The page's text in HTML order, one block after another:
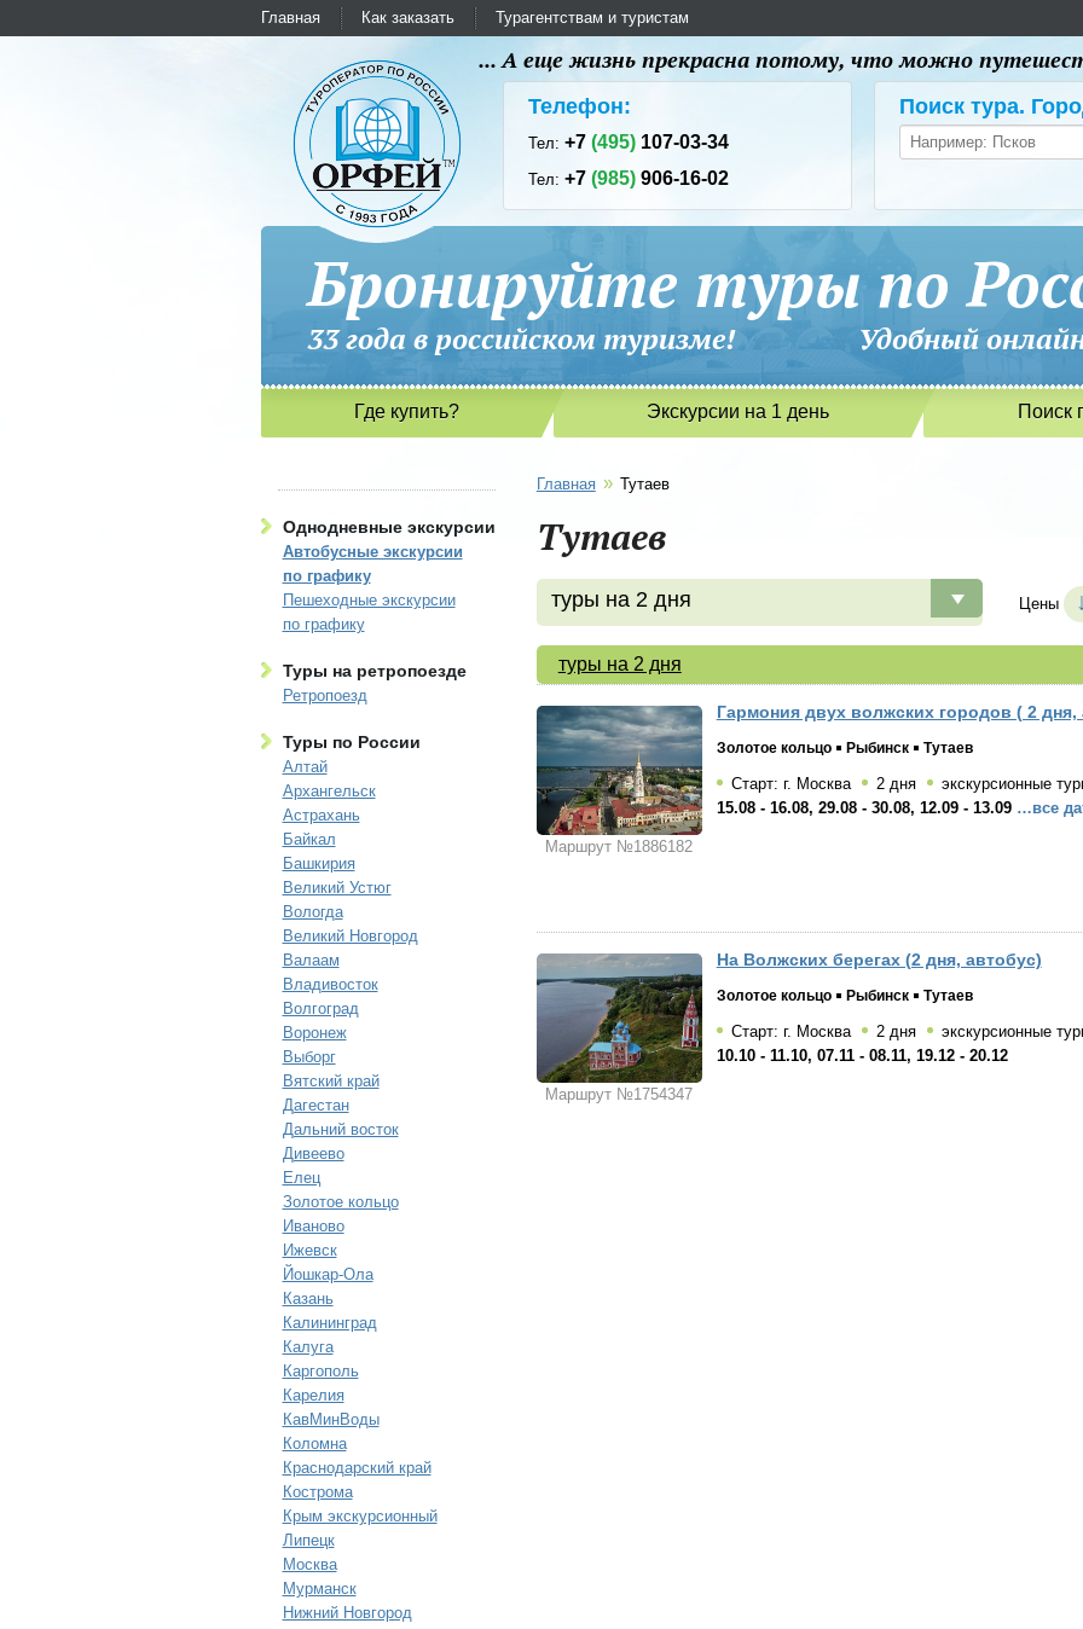
Главная Как заказать Турагентствам и туристам
... А еще жизнь прекрасна потому, что можно
Телефон:
Тел:+7(495) 107-03-34
Тел:+7(985) 906-16-02
Поиск тура.
Бронируйте туры по
33 года в российском туризме! Удобный
Где купить? Экскурсии на 1 день Поиск
Однодневные экскурсии
Автобусные экскурсии
по графику
Пешеходные экскурсии
по графику
Туры на ретропоезде
Ретропоезд
Туры по России
Алтай
Архангельск
Астрахань
Байкал
Башкирия
Великий Устюг
Вологда
Великий Новгород
Валаам
Владивосток
Волгоград
Воронеж
Выборг
Вятский край
Дагестан
Дальний восток
Дивеево
Елец
Золотое кольцо
Иваново
Ижевск
Йошкар-Ола
Казань
Калининград
Калуга
Каргополь
Карелия
КавМинВоды
Коломна
Краснодарский край
Кострома
Крым экскурсионный
Липецк
Москва
Мурманск
Нижний Новгород
Главная » Тутаев
Тутаев
туры на 2 дня Цены
туры на 2 дня
Маршрут №1886182
Гармония двух волжских городов ( 2 дня,
Золотое кольцо Рыбинск Тутаев
Старт: г. Москва 2 дня
экскурсионные
15.08 - 16.08, 29.08 - 30.08, 12.09 - 13.09 …все
Маршрут №1754347
На Волжских берегах (2 дня, автобус)
Золотое кольцо Рыбинск Тутаев
Старт: г. Москва 2 дня
экскурсионные
10.10 - 11.10, 07.11 - 08.11, 19.12 - 20.12